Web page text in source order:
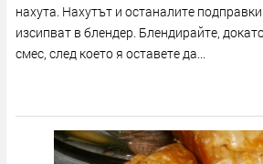
нахута. Нахутът и останалите
изсипват в блендер. Блендирайте,
смес, след което я оставете да...